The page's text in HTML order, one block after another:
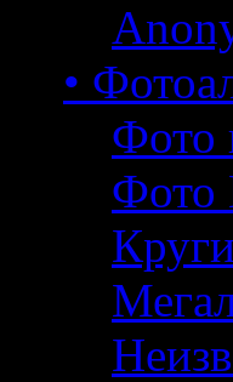
•
Фото